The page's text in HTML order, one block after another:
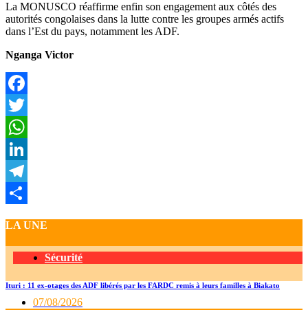
La MONUSCO réaffirme enfin son engagement aux côtés des
autorités congolaises dans la lutte contre les groupes armés actifs
dans l’Est du pays, notamment les ADF.
Nganga Victor
Facebook
Twitter
WhatsApp
LinkedIn
Telegram
LA UNE
Sécurité
Ituri : 11 ex-otages des ADF libérés par les FARDC remis à leurs familles à Biakato
07/08/2026